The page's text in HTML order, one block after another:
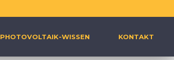
PHOTOVOLTAIK-WISSEN KONTAKT